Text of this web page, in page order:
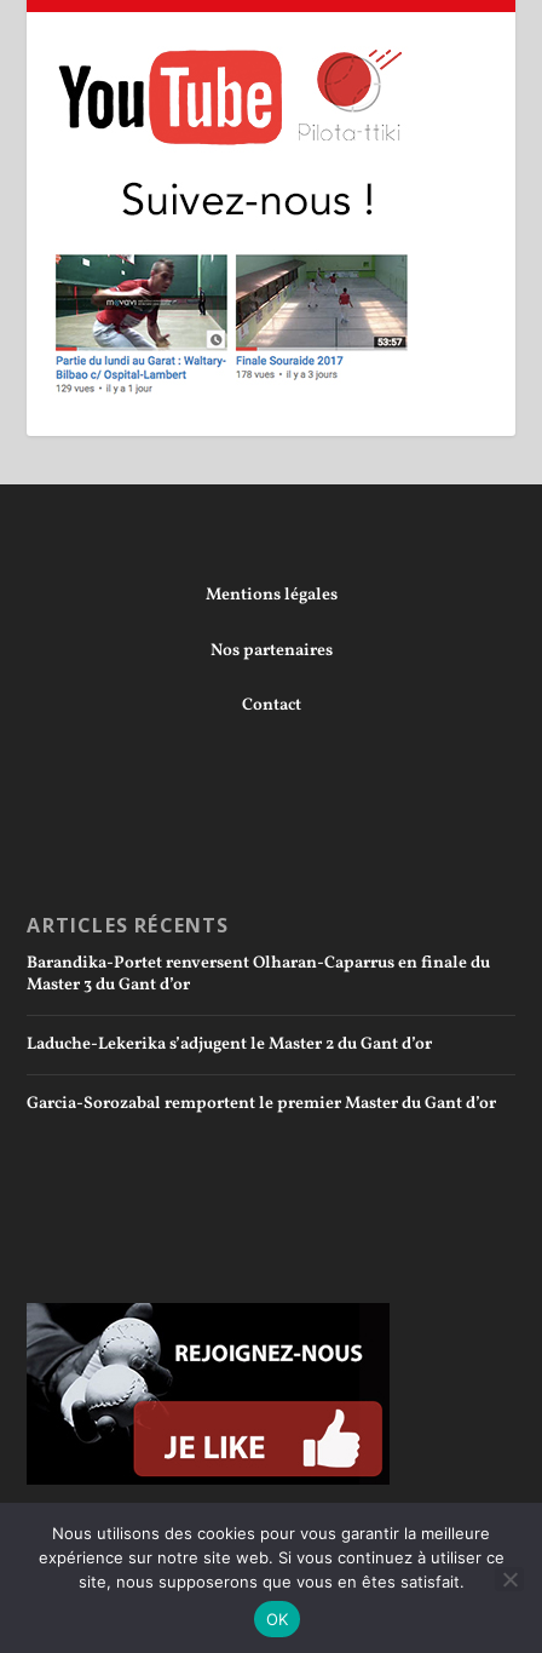
Mentions légales
Nos partenaires
Contact
ARTICLES RÉCENTS
Barandika-Portet renversent Olharan-Caparrus en finale du
Master 3 du Gant d’or
Laduche-Lekerika s’adjugent le Master 2 du Gant d’or
Garcia-Sorozabal remportent le premier Master du Gant d’or
Elegant Themes| Propulsé par
Nous utilisons des cookies pour vous garantir la meilleure
expérience sur notre site web. Si vous continuez à utiliser ce
site, nous supposerons que vous en êtes satisfait.
OK